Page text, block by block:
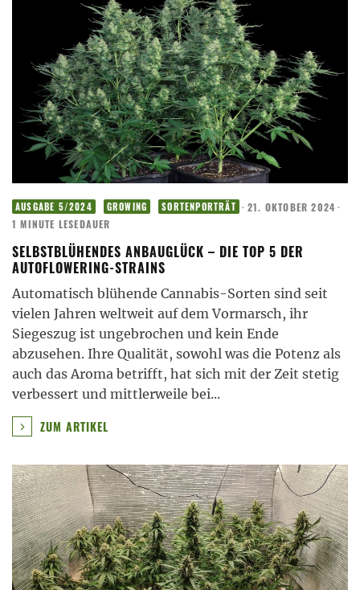
AUSGABE 5/2024 GROWING SORTENPORTRÄT · 21. OKTOBER 2024 ·
1 MINUTE LESEDAUER
SELBSTBLÜHENDES ANBAUGLÜCK – DIE TOP 5 DER
AUTOFLOWERING-STRAINS
Automatisch blühende Cannabis-Sorten sind seit
vielen Jahren weltweit auf dem Vormarsch, ihr
Siegeszug ist ungebrochen und kein Ende
abzusehen. Ihre Qualität, sowohl was die Potenz als
auch das Aroma betrifft, hat sich mit der Zeit stetig
verbessert und mittlerweile bei...
ZUM ARTIKEL